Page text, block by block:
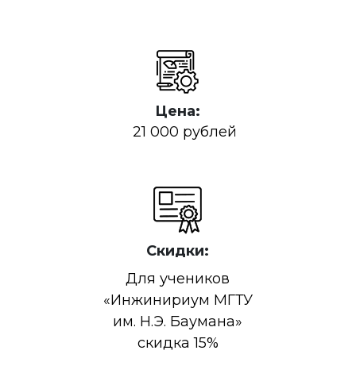
Цена:
21 000 рублей
Скидки:
Для учеников
«Инжинириум МГТУ
им. Н.Э. Баумана»
скидка 15%